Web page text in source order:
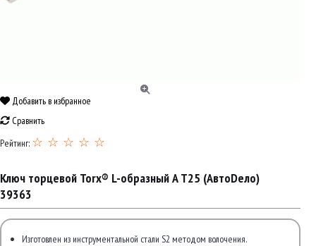
Добавить в избранное
Сравнить
Рейтинг: ☆ ☆ ☆ ☆ ☆
Ключ торцевой Torx® L-образный A Т25 (АвтоDело)
39363
Изготовлен из инструментальной стали S2 методом волочения.